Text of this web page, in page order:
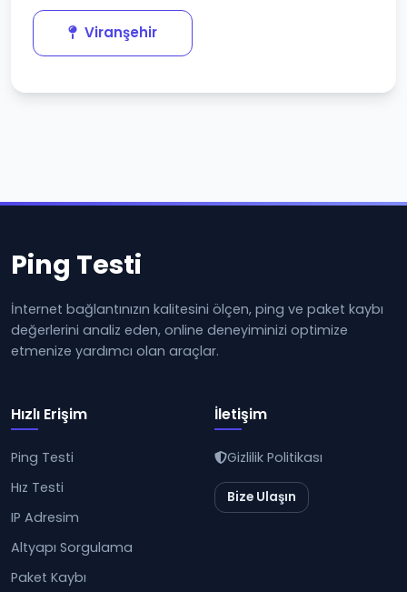
Viranşehir
Ping Testi
İnternet bağlantınızın kalitesini ölçen, ping ve paket kaybı
değerlerini analiz eden, online deneyiminizi optimize
etmenize yardımcı olan araçlar.
Hızlı Erişim
Ping Testi
Hız Testi
IP Adresim
Altyapı Sorgulama
Paket Kaybı
İletişim
Gizlilik Politikası
Bize Ulaşın